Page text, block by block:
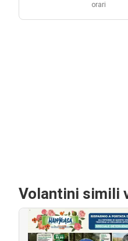
orari
Volantini simili